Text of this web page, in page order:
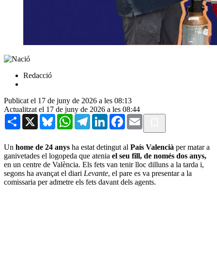
Redacció
Publicat el 17 de juny de 2026 a les 08:13
Actualitzat el 17 de juny de 2026 a les 08:44
Share X BlueskyWhatsAppTelegramLinkedInFacebook
Email
Un home de 24 anys ha estat detingut al País Valencià per matar a
ganivetades el logopeda que atenia el seu fill, de només dos anys,
en un centre de València. Els fets van tenir lloc dilluns a la tarda i,
segons ha avançat el diari Levante, el pare es va presentar a la
comissaria per admetre els fets davant dels agents.